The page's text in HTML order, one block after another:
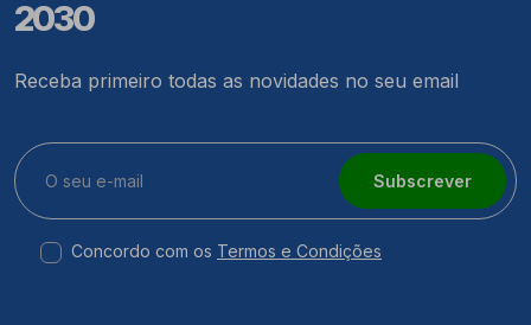
2030
Receba primeiro todas as novidades no seu email
Subscrever
Concordo com os Termos e Condições